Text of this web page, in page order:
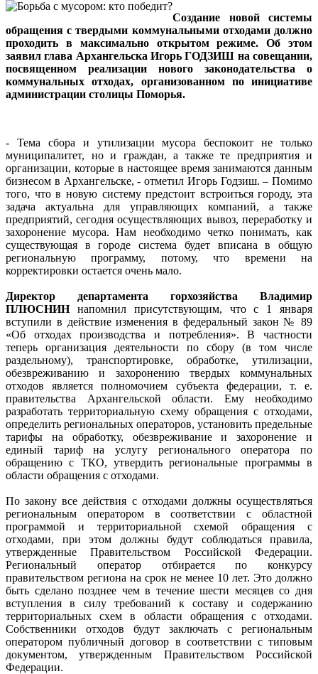
Создание новой системы
обращения с твердыми коммунальными отходами должно
проходить в максимально открытом режиме. Об этом
заявилглава Архангельска Игорь ГОДЗИШ на совещании,
посвященном реализации нового законодательства о
коммунальных отходах, организованном по инициативе
администрации столицы Поморья.
- Тема сбора и утилизации мусора беспокоит не только
муниципалитет, но и граждан, а также те предприятия и
организации, которые в настоящее время занимаются данным
бизнесом в Архангельске, - отметил Игорь Годзиш. – Помимо
того, что в новую систему предстоит встроиться городу, эта
задача актуальна для управляющих компаний, а также
предприятий, сегодня осуществляющих вывоз, переработку и
захоронение мусора. Нам необходимо четко понимать, как
существующая в городе система будет вписана в общую
региональную программу, потому, что времени на
корректировки остается очень мало.
Директор департамента горхозяйства Владимир
ПЛЮСНИНнапомнил присутствующим, что с 1 января
вступили в действие изменения в федеральный закон № 89
«Об отходах производства и потребления». В частности
теперь организация деятельности по сбору (в том числе
раздельному), транспортировке, обработке, утилизации,
обезвреживанию и захоронению твердых коммунальных
отходов является полномочием субъекта федерации, т. е.
правительства Архангельской области. Ему необходимо
разработать территориальную схему обращения с отходами,
определить региональных операторов, установить предельные
тарифы на обработку, обезвреживание и захоронение и
единый тариф на услугу регионального оператора по
обращению с ТКО, утвердить региональные программы в
области обращения с отходами.
По закону все действия с отходами должны осуществляться
региональным оператором в соответствии с областной
программой и территориальной схемой обращения с
отходами, при этом должны будут соблюдаться правила,
утвержденные Правительством Российской Федерации.
Региональный оператор отбирается по конкурсу
правительством региона на срок не менее 10 лет. Это должно
быть сделано позднее чем в течение шести месяцев со дня
вступления в силу требований к составу и содержанию
территориальных схем в области обращения с отходами.
Собственники отходов будут заключать с региональным
оператором публичный договор в соответствии с типовым
документом, утвержденным Правительством Российской
Федерации.